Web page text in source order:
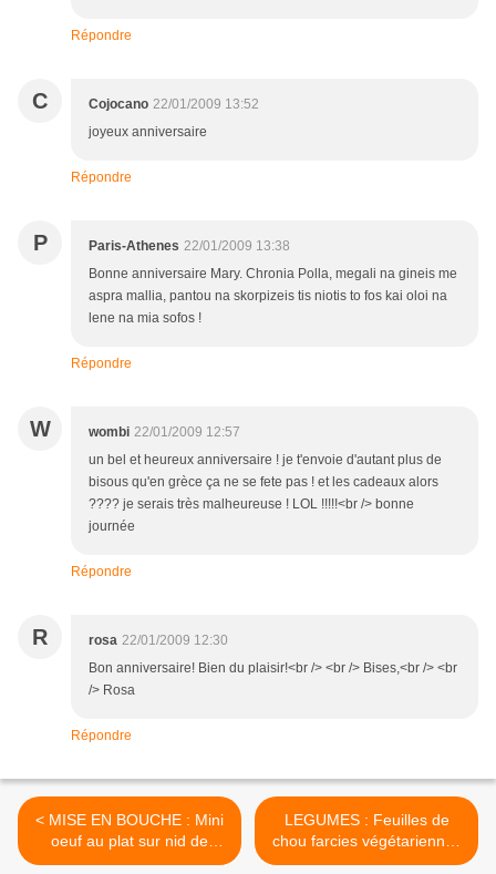
Répondre
C Cojocano 22/01/2009 13:52
joyeux anniversaire
Répondre
P Paris-Athenes 22/01/2009 13:38
Bonne anniversaire Mary. Chronia Polla, megali na gineis me
aspra mallia, pantou na skorpizeis tis niotis to fos kai oloi na
lene na mia sofos !
Répondre
W wombi 22/01/2009 12:57
un bel et heureux anniversaire ! je t'envoie d'autant plus de
bisous qu'en grèce ça ne se fete pas ! et les cadeaux alors
???? je serais très malheureuse ! LOL !!!!!<br /> bonne
journée
Répondre
R rosa 22/01/2009 12:30
Bon anniversaire! Bien du plaisir!<br /> <br /> Bises,<br /> <br
/> Rosa
Répondre
< MISE EN BOUCHE : Mini
oeuf au plat sur nid de
roquette
LEGUMES : Feuilles de
chou farcies végétariennes
>